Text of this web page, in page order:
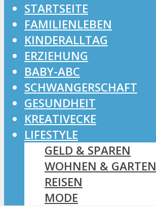
STARTSEITE
FAMILIENLEBEN
KINDERALLTAG
ERZIEHUNG
BABY-ABC
SCHWANGERSCHAFT
GESUNDHEIT
KREATIVECKE
LIFESTYLE
GELD & SPAREN
WOHNEN & GARTEN
REISEN
MODE